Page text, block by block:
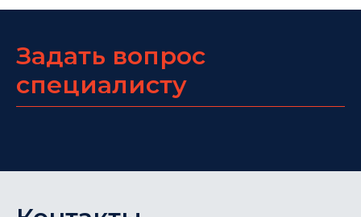
Задать вопрос
специалисту